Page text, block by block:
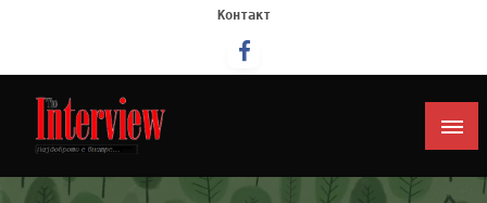
Контакт
Интервју